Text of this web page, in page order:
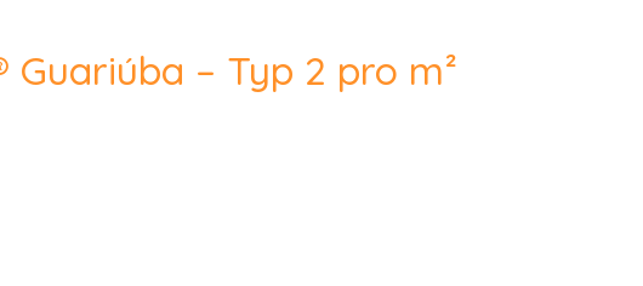
Guariúba – Typ 2 pro m²